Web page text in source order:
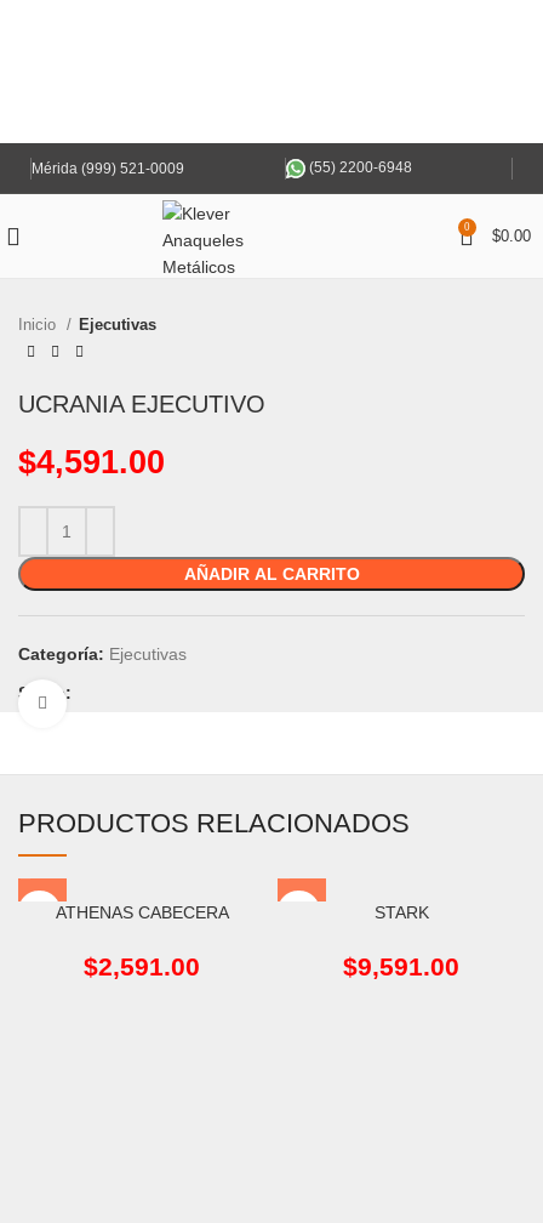
Mérida (999) 521-0009 (55) 2200-6948
0
$0.00
Click to enlarge
Inicio Ejecutivas
UCRANIA EJECUTIVO
$4,591.00
AÑADIR AL CARRITO
Categoría: Ejecutivas
Share:
PRODUCTOS RELACIONADOS
ATHENAS CABECERA
$2,591.00
STARK
$9,591.00